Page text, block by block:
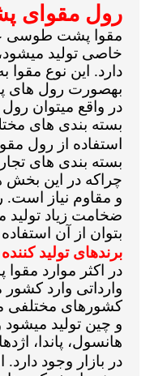
رول
مقوا پشت طوسی
خاصی تولید
دارد. این نوع
بهصورت رول های
در واقع میتوان رول
بسته بندی های
استفاده از رول
بسته بندی های
چراکه در این
و مقاوم نیاز است.
ضخامت زیاد تولید
بتوان از آن
برندهای تولید
در اکثر موارد
وارداتی وارد
کشورهای مختلفی
و چین تولید میشود
هانسول، پاندا، اژدها
در بازار وجود دارد.